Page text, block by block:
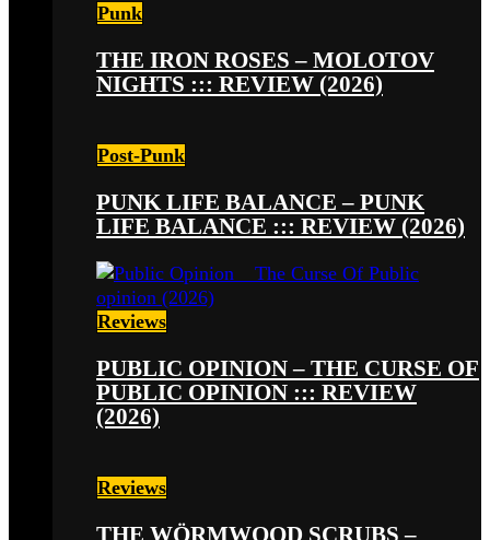
Punk
THE IRON ROSES – MOLOTOV
NIGHTS ::: REVIEW (2026)
Post-Punk
PUNK LIFE BALANCE – PUNK
LIFE BALANCE ::: REVIEW (2026)
Reviews
PUBLIC OPINION – THE CURSE OF
PUBLIC OPINION ::: REVIEW
(2026)
Reviews
THE WÖRMWOOD SCRUBS –